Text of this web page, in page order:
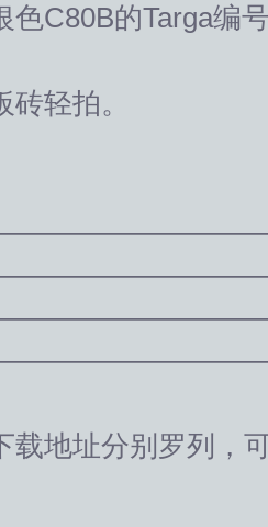
色C80B的Targa编
砖轻拍。
载地址分别罗列，